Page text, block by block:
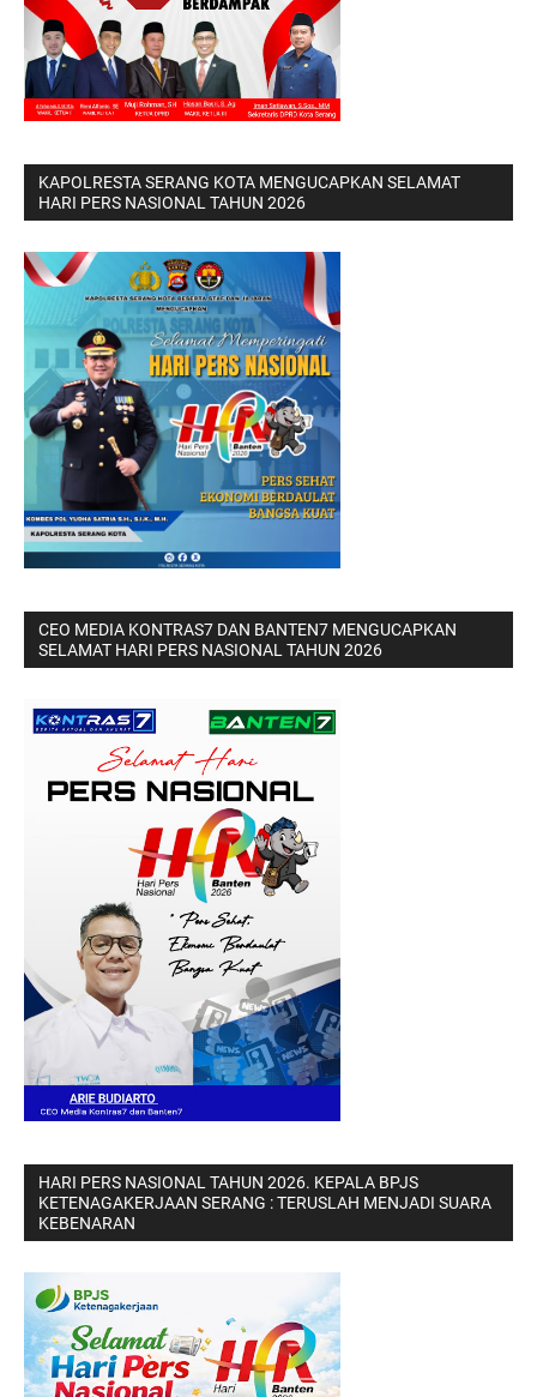
KAPOLRESTA SERANG KOTA MENGUCAPKAN SELAMAT
HARI PERS NASIONAL TAHUN 2026
CEO MEDIA KONTRAS7 DAN BANTEN7 MENGUCAPKAN
SELAMAT HARI PERS NASIONAL TAHUN 2026
HARI PERS NASIONAL TAHUN 2026. KEPALA BPJS
KETENAGAKERJAAN SERANG : TERUSLAH MENJADI SUARA
KEBENARAN